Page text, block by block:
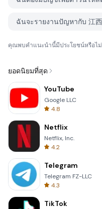
คุณพบคำแนะนำนี้มีประโยชน์หรือไม่
ยอดนิยมที่สุด
YouTube
Google LLC
4.8
Netflix
Netflix, Inc.
4.2
Telegram
Telegram FZ-LLC
4.3
TikTok